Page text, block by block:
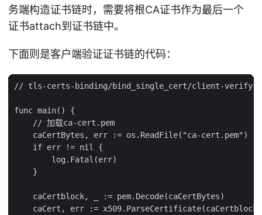
务端构造证书链时，需要将根CA证书作为最后一个
证书attach到证书链中。
下面则是客户端验证证书链的代码：
// tls-certs-binding/bind_single_cert/client-verify-
func main() {
    // 加载ca-cert.pem
    caCertBytes, err := os.ReadFile("ca-cert.pem")
    if err != nil {
        log.Fatal(err)
    }
    caCertblock, _ := pem.Decode(caCertBytes)
caCert, err :=